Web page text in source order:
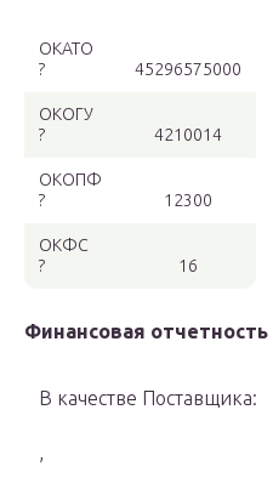
ОКАТО
?
45296575000
ОКОГУ
?
4210014
ОКОПФ
?
12300
ОКФС
?
16
Финансовая отчетность
В качестве Поставщика:
,